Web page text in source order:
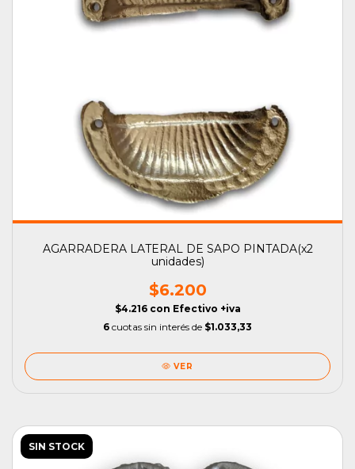
AGARRADERA LATERAL DE SAPO PINTADA(x2
unidades)
$6.200
$4.216 con Efectivo +iva
6 cuotas sin interés de $1.033,33
VER
SIN STOCK